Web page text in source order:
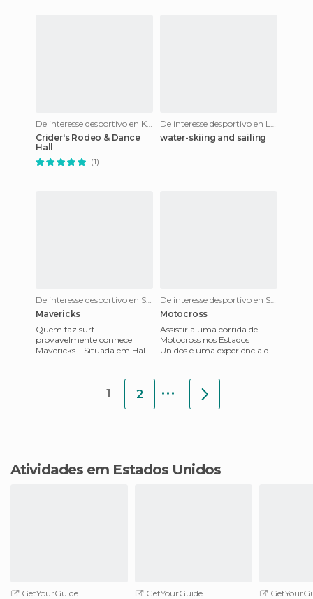
De interesse desportivo en Kerrville
Crider's Rodeo & Dance
Hall
(1)
De interesse desportivo en Lake Tahoe
water-skiing and sailing
De interesse desportivo en São Francisco
Mavericks
Quem faz surf
provavelmente conhece
Mavericks... Situada em Half
De interesse desportivo en São Francisco
Motocross
Assistir a uma corrida de
Motocross nos Estados
Unidos é uma experiência do
1 2 ...
Atividades em Estados Unidos
GetYourGuide
GetYourGuide